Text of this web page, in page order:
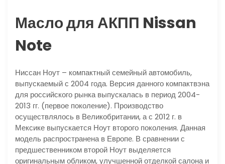
Масло для АКПП Nissan
Note
Ниссан Ноут – компактный семейный автомобиль,
выпускаемый с 2004 года. Версия данного компактвэна
для российского рынка выпускалась в период 2004-
2013 гг. (первое поколение). Производство
осуществлялось в Великобритании, а с 2012 г. в
Мексике выпускается Ноут второго поколения. Данная
модель распространена в Европе. В сравнении с
предшественником второй Ноут выделяется
оригинальным обликом, улучшенной отделкой салона и